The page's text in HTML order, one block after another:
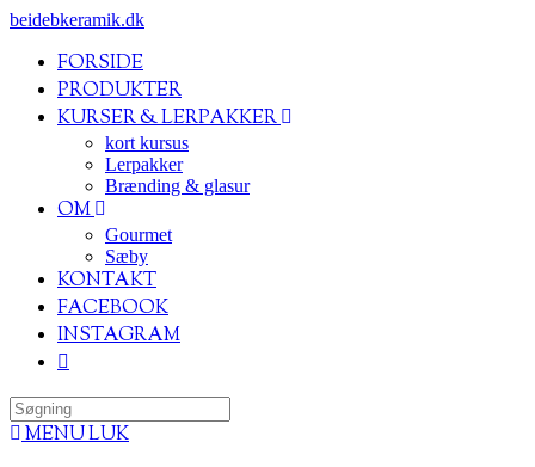
Skip
content
beidebkeramik.dk
FORSIDE
PRODUKTER
KURSER & LERPAKKER
kort kursus
Lerpakker
Brænding & glasur
OM
Gourmet
Sæby
KONTAKT
FACEBOOK
INSTAGRAM
Search
for:MENULUK